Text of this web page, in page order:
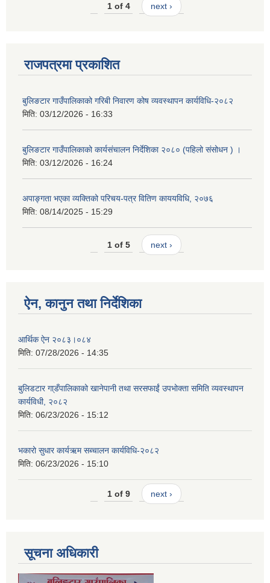
1 of 4 next ›
राजपत्रमा प्रकाशित
बुलिङटार गाउँपालिकाको गरिबी निवारण कोष व्यवस्थापन कार्यविधि-२०८२
मिति: 03/12/2026 - 16:33
बुलिङटार गाउँपालिकाको कार्यसंचालन निर्देशिका २०८० (पहिलो संसोधन ) ।
मिति: 03/12/2026 - 16:24
अपाङ्गता भएका व्यक्तिको परिचय-पत्र वितिण काययविधि, २०७६
मिति: 08/14/2025 - 15:29
1 of 5 next ›
ऐन, कानुन तथा निर्देशिका
आर्थिक ऐन २०८३।०८४
मिति: 07/28/2026 - 14:35
बुलिडटार गा्डँपालिकाको खानेपानी तथा सरसफाईं उपभोक्ता समिति व्यवस्थापन
कार्यविधी, २०८२
मिति: 06/23/2026 - 15:12
भकारो सुधार कार्यऋम सब्चालन कार्यविधि-२०८२
मिति: 06/23/2026 - 15:10
1 of 9 next ›
सूचना अधिकारी